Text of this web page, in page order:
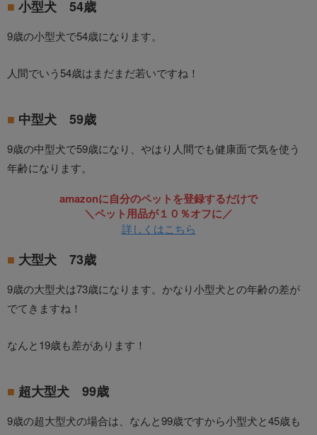
小型犬 54歳
9歳の小型犬で54歳になります。
人間でいう54歳はまだまだ若いですね！
中型犬 59歳
9歳の中型犬で59歳になり、やはり人間でも健康面で気を使う
年齢になります。
amazonに自分のペットを登録するだけで
＼ペット用品が１０％オフに／
詳しくはこちら
大型犬 73歳
9歳の大型犬は73歳になります。かなり小型犬との年齢の差が
でてきますね！
なんと19歳も差があります！
超大型犬 99歳
9歳の超大型犬の場合は、なんと99歳ですから小型犬と45歳も